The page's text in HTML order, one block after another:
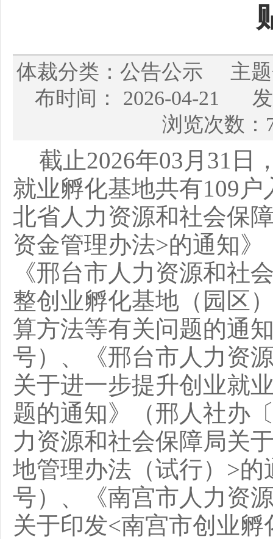
体裁分类：公告公示 主
布时间： 2026-04-21 发
浏览次数
截止2026年03月31日
就业孵化基地共有109
北省人力资源和社会保
资金管理办法>的通知》
《邢台市人力资源和社
整创业孵化基地（园区
算方法等有关问题的通
号）、《邢台市人力资
关于进一步提升创业就
题的通知》（邢人社办
力资源和社会保障局关
地管理办法（试行）>的
号）、《南宫市人力资
关于印发<南宫市创业